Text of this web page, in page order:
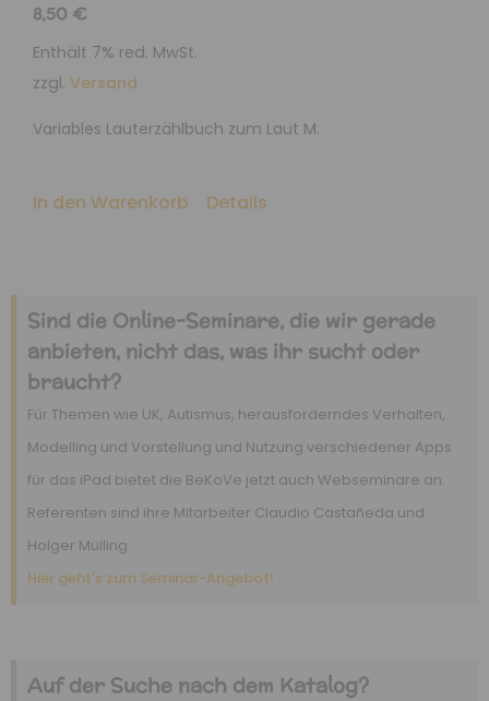
8,50 €
Enthält 7% red. MwSt.
zzgl. Versand
Variables Lauterzählbuch zum Laut M.
In den Warenkorb Details
Sind die Online-Seminare, die wir gerade
anbieten, nicht das, was ihr sucht oder
braucht?
Für Themen wie UK, Autismus, herausforderndes Verhalten,
Modelling und Vorstellung und Nutzung verschiedener Apps
für das iPad bietet die BeKoVe jetzt auch Webseminare an.
Referenten sind ihre Mitarbeiter Claudio Castañeda und
Holger Mülling.
Hier geht's zum Seminar-Angebot!
Auf der Suche nach dem Katalog?